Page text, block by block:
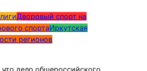
Дворовый спорт на
спортаИркутская
регионов
что дело общероссийского